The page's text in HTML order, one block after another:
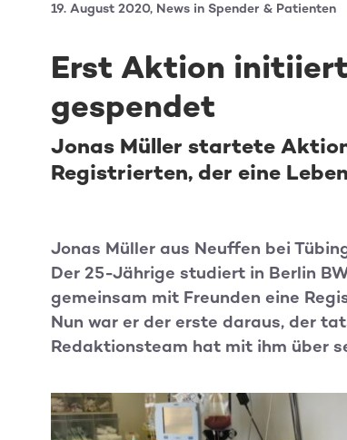
19. August 2020, News in Spender & Patienten
Erst Aktion
gespendet
Jonas Müller startete
Registrierten, der eine
Jonas Müller aus Neuffen bei
Der 25-Jährige studiert in Berlin
gemeinsam mit Freunden eine
Nun war er der erste daraus, der
Redaktionsteam hat mit ihm über